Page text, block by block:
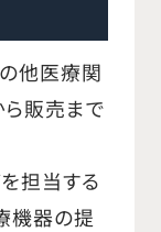
他医療関
販売まで
担当する
機器の提